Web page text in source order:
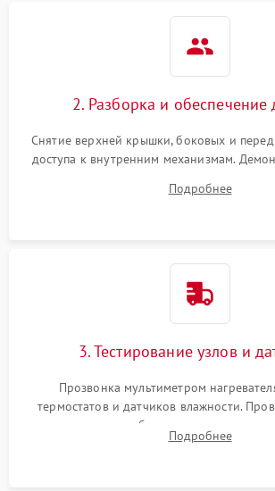
2. Разборка и обеспечение
Снятие верхней крышки, боковых и
доступа к внутренним механизмам.
Обеспечение свободного доступа к
Подробнее
3. Тестирование узлов и
Прозвонка мультиметром
термостатов и датчиков влажности.
конденсатора, обмоток мотора и
тепловым насосом — диагностика
Подробнее